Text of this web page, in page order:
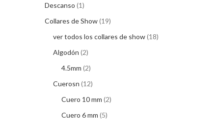
Descanso 1
Collares de Show 19
ver todos los collares de show 18
Algodón 2
4.5mm 2
Cuerosn 12
Cuero 10 mm 2
Cuero 6 mm 5